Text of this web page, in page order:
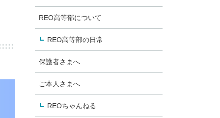
REO高等部について
REO高等部の日常
保護者さまへ
ご本人さまへ
REOちゃんねる